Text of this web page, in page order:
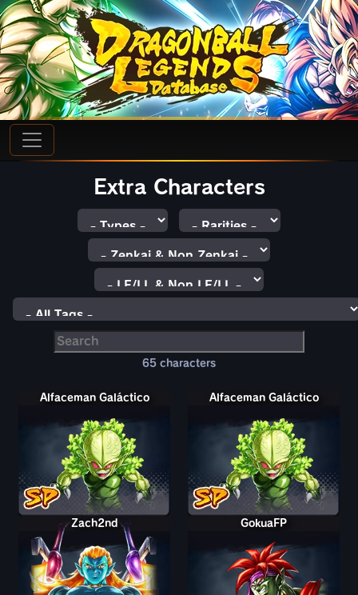
Extra Characters
65 characters
Alfaceman Galáctico Alfaceman Galáctico
Zach2nd GokuaFP